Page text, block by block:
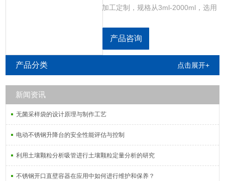
加工定制，规格从3ml-2000ml，选用
不能过快，应该<4℃/分钟尤其是大坩
埚要特别注意。
产品咨询
产品分类 点击展开+
新闻资讯
无菌采样袋的设计原理与制作工艺
电动不锈钢升降台的安全性能评估与控制
利用土壤颗粒分析吸管进行土壤颗粒定量分析的研究
不锈钢开口直壁容器在应用中如何进行维护和保养？